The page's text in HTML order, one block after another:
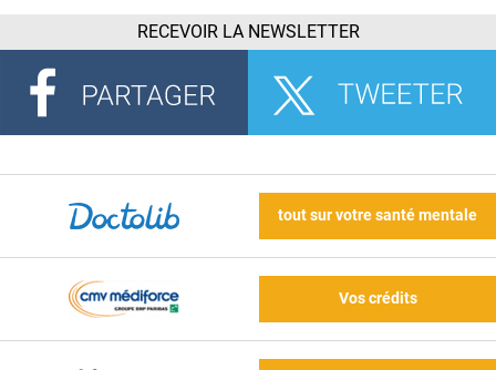
RECEVOIR LA NEWSLETTER
tout sur votre santé mentale
Vos crédits